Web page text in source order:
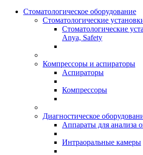
Стоматологическое оборудование
Стоматологические
Стоматологические
Anya, Safety
Компрессоры и аспираторы
Аспираторы
Компрессоры
Диагностическое
Аппараты для анализа
Интраоральные камеры